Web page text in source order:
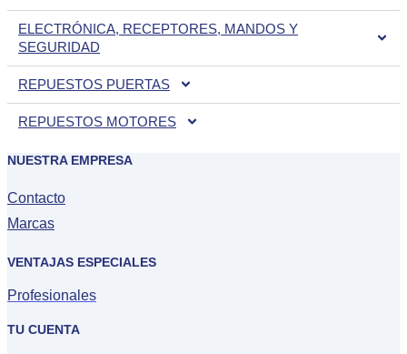
ELECTRÓNICA, RECEPTORES, MANDOS Y
SEGURIDAD
REPUESTOS PUERTAS
REPUESTOS MOTORES
NUESTRA EMPRESA
Contacto
Marcas
VENTAJAS ESPECIALES
Profesionales
TU CUENTA